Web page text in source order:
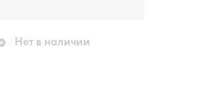
Нет в наличии